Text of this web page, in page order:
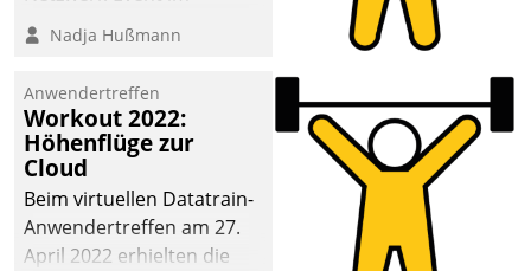
Kunden- und Partnerkreis
statt. Zentrale Frage: Wie
Mammutprojekte
meistern und Workloads
wuppen – bei zunehmend
anspruchsvollen
Aufgaben und
abnehmendem
Nadja Hußmann
Anwendertreffen
Workout 2022:
Höhenflüge zur
Cloud
Beim virtuellen Datatrain-
Anwendertreffen am 27.
April 2022 erhielten die